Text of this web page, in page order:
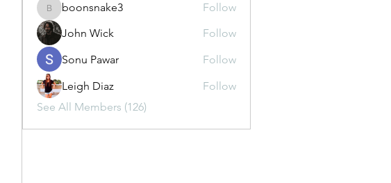
boonsnake3
boonsnake3
Follow
John Wick
Follow
Sonu Pawar
Follow
Leigh Diaz
Follow
See All Members (126)